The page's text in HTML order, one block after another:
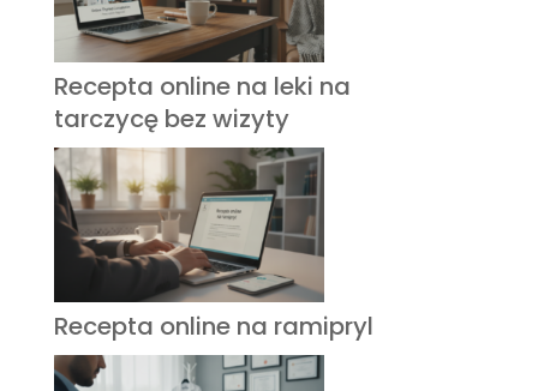
Recepta online na leki na
tarczycę bez wizyty
Recepta online na ramipryl